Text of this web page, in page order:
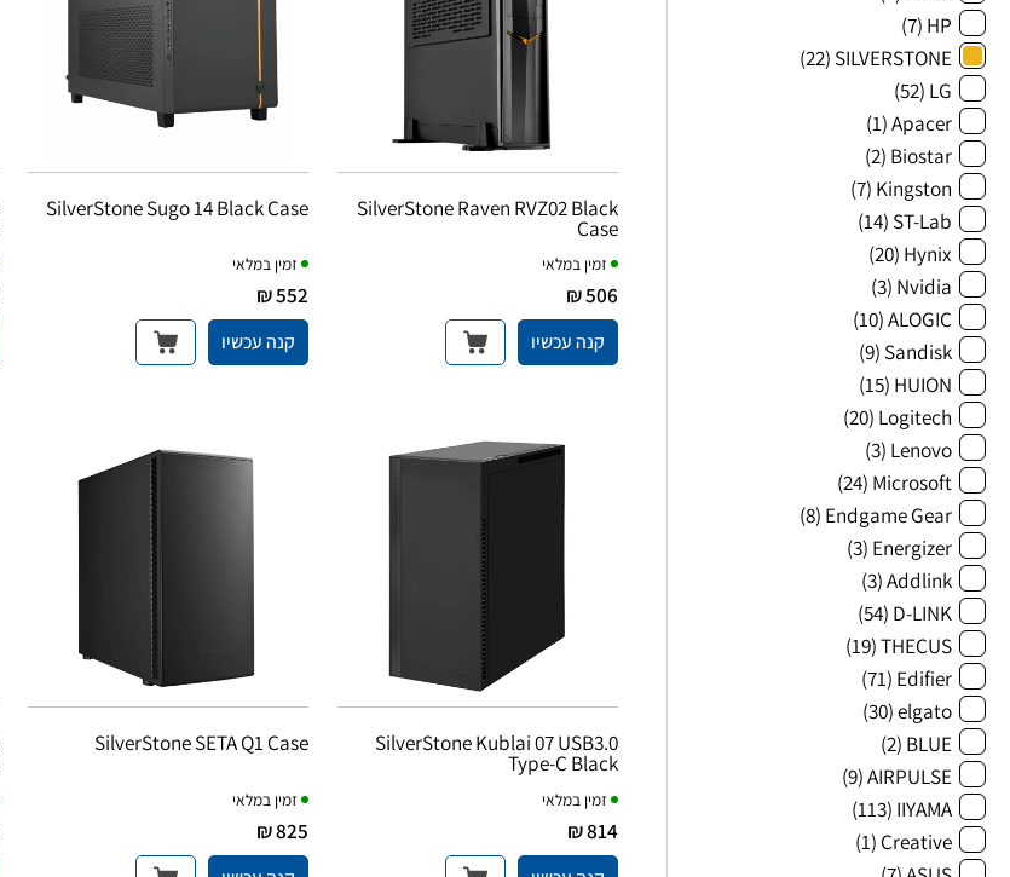
HP
(7)
SILVERSTONE
(22)
LG
(52)
Apacer
(1)
Biostar
(2)
Kingston
(7)
ST-Lab
(14)
Hynix
(20)
Nvidia
(3)
ALOGIC
(10)
Sandisk
(9)
HUION
(15)
Logitech
(20)
Lenovo
(3)
Microsoft
(24)
Endgame Gear
(8)
Energizer
(3)
Addlink
(3)
D-LINK
(54)
THECUS
(19)
Edifier
(71)
elgato
(30)
BLUE
(2)
AIRPULSE
(9)
IIYAMA
(113)
Creative
(1)
SilverStone Raven RVZ02 Black
Case
זמין במלאי
506 ₪
קנה עכשיו
SilverStone Sugo 14 Black Case
זמין במלאי
552 ₪
קנה עכשיו
SilverStone Kublai 07 USB3.0
Type-C Black
זמין במלאי
814 ₪
SilverStone SETA Q1 Case
זמין במלאי
825 ₪